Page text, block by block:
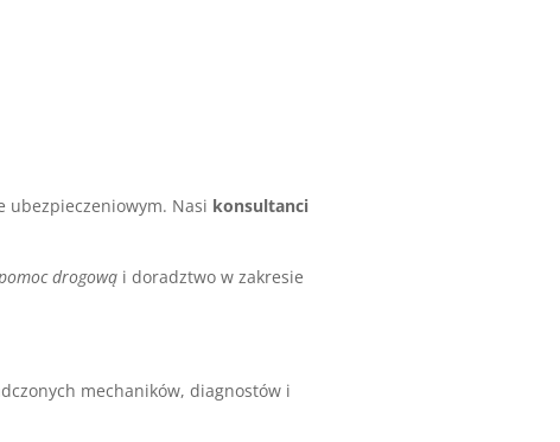
ubezpieczeniowym. Nasi konsultanci
drogową i doradztwo w zakresie
mechaników, diagnostów i